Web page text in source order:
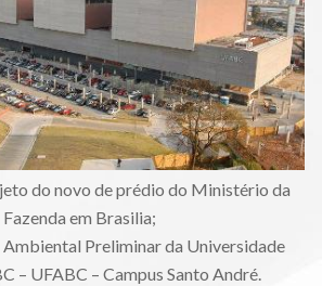
do novo de prédio do Ministério da
Fazenda em Brasilia;
Preliminar da Universidade
– UFABC – Campus Santo André.